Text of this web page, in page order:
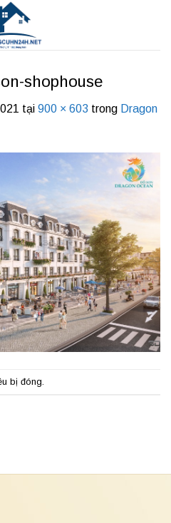
shophouse
tại 900 × 603 trong Dragon
bị đóng.